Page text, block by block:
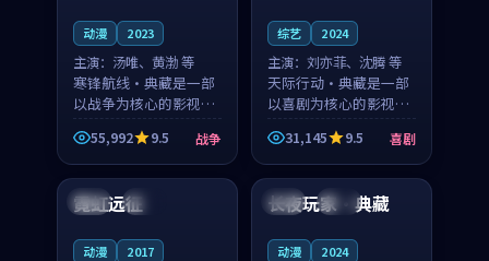
动漫 2023
主演： 汤唯、黄渤 等
寒锋航线·典藏是一部
以战争为核心的影视作
品，围绕危机、反转与
人物成长展开，整体节
奏紧凑，值得推荐观
看。
55,992 9.5 战争
综艺 2024
主演： 刘亦菲、沈腾 等
天际行动·典藏是一部
以喜剧为核心的影视作
品，围绕危机、反转与
人物成长展开，整体节
奏紧凑，值得推荐观
31,145 9.5 喜剧
日本 院线
霓虹远征
动漫 2017
中国 热播
长夜玩家·典藏
动漫 2024